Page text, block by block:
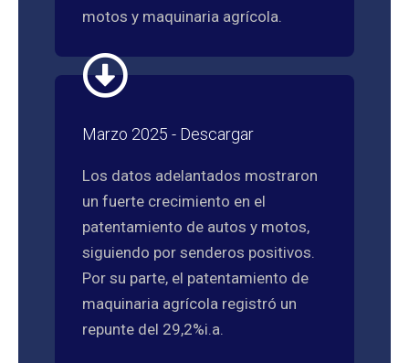
motos y maquinaria agrícola.
Marzo 2025 - Descargar
Los datos adelantados mostraron
un fuerte crecimiento en el
patentamiento de autos y motos,
siguiendo por senderos positivos.
Por su parte, el patentamiento de
maquinaria agrícola registró un
repunte del 29,2%i.a.